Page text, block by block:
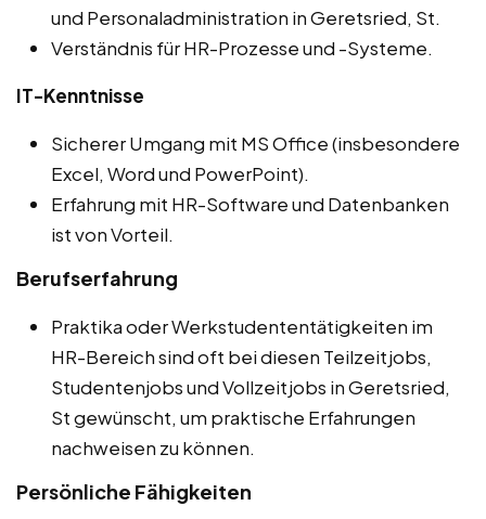
und Personaladministration in Geretsried, St.
Verständnis für HR-Prozesse und -Systeme.
IT-Kenntnisse
Sicherer Umgang mit MS Office (insbesondere
Excel, Word und PowerPoint).
Erfahrung mit HR-Software und Datenbanken
ist von Vorteil.
Berufserfahrung
Praktika oder Werkstudententätigkeiten im
HR-Bereich sind oft bei diesen Teilzeitjobs,
Studentenjobs und Vollzeitjobs in Geretsried,
St gewünscht, um praktische Erfahrungen
nachweisen zu können.
Persönliche Fähigkeiten